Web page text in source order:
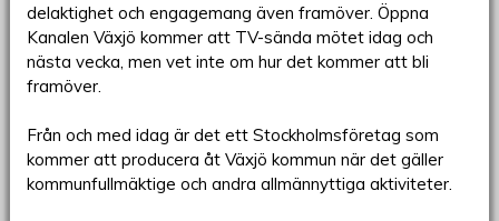
delaktighet och engagemang även framöver. Öppna
Kanalen Växjö kommer att TV-sända mötet idag och
nästa vecka, men vet inte om hur det kommer att bli
framöver.
Från och med idag är det ett Stockholmsföretag som
kommer att producera åt Växjö kommun när det gäller
kommunfullmäktige och andra allmännyttiga aktiviteter.